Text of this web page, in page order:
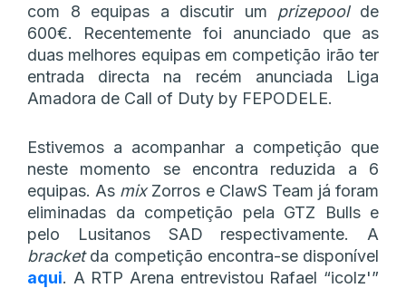
com 8 equipas a discutir um prizepoolde
600€. Recentemente foi anunciado que as
duas melhores equipas em competição irão ter
entrada directa na recém anunciada Liga
Amadora de Call of Duty by FEPODELE.
Estivemos a acompanhar a competição que
neste momento se encontra reduzida a 6
equipas. As mixZorros e ClawS Team já foram
eliminadas da competição pela GTZ Bulls e
pelo Lusitanos SAD respectivamente. A
bracketda competição encontra-se disponível
aqui. A RTP Arena entrevistou Rafael “icolz'”